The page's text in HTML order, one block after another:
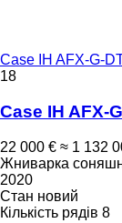
Case IH AFX-G-
18
Case IH AFX-
22 000 € ≈ 1 132
Жниварка
2020
Стан новий
Кількість рядів 8